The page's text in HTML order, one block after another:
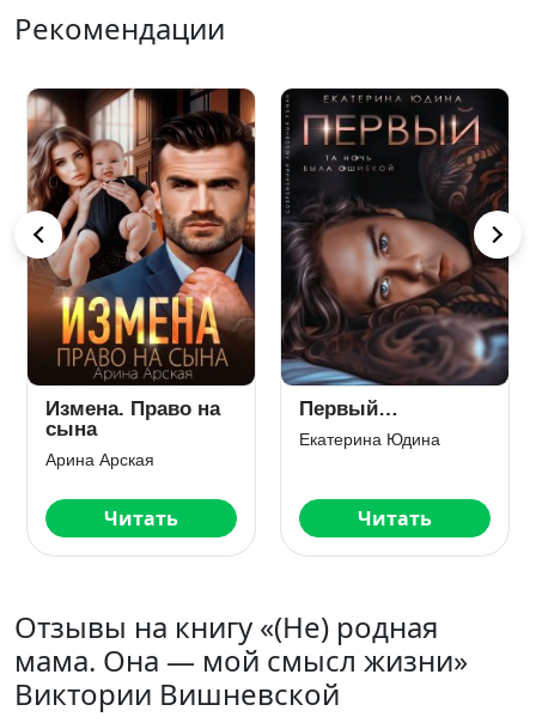
Рекомендации
Измена. Право на
сына
Арина Арская
Читать
Первый…
Екатерина Юдина
Читать
Отзывы на книгу «(Не) родная
мама. Она — мой смысл жизни»
Виктории Вишневской